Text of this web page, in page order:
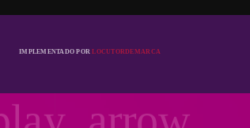
IMPLEMENTADO PORLOCUTORDEMARCA